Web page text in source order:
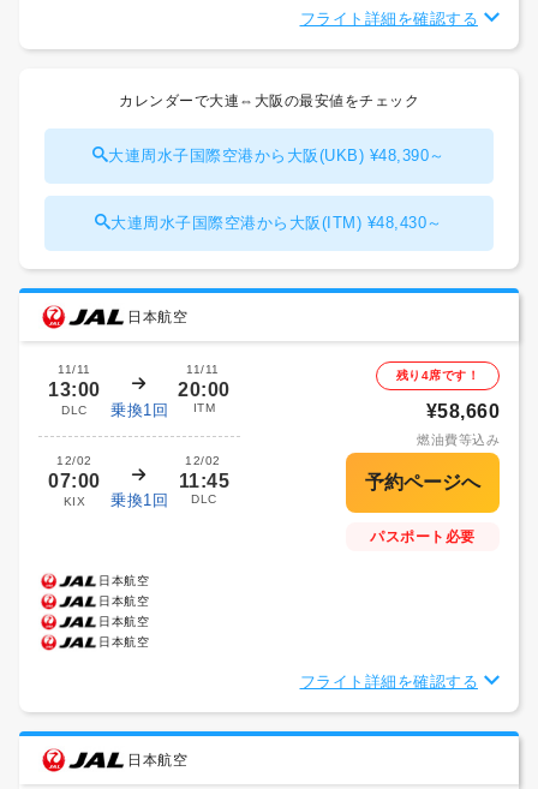
フライト詳細を確認する
カレンダーで大連⇔大阪の最安値をチェック
大連周水子国際空港から大阪(UKB) ¥48,390～
大連周水子国際空港から大阪(ITM) ¥48,430～
日本航空
11/11
13:00
DLC 乗換1回
11/11
20:00
ITM
12/02
07:00
KIX 乗換1回
12/02
11:45
DLC
残り4席です！
¥58,660
燃油費等込み
パスポート必要
日本航空
日本航空
日本航空
日本航空
フライト詳細を確認する
日本航空